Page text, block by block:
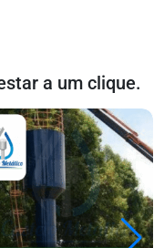
a um clique.